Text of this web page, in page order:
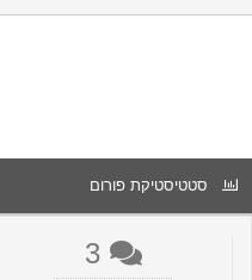
סטטיסטיקת פורום
3